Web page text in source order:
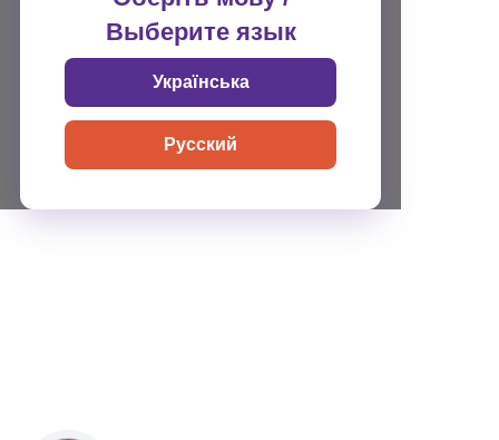
Выберите язык
Українська
Русский